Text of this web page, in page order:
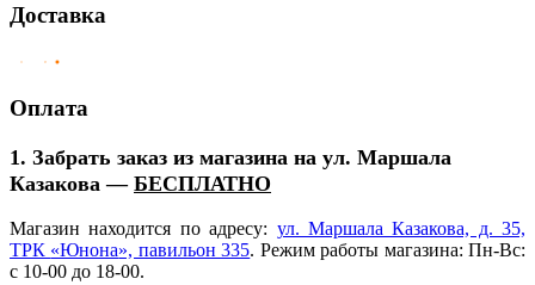
Доставка
Оплата
1. Забрать заказ из магазина на ул. Маршала
Казакова — БЕСПЛАТНО
Магазин находится по адресу: ул. Маршала Казакова, д. 35,
ТРК «Юнона», павильон 335. Режим работы магазина: Пн-Вс:
с 10-00 до 18-00.